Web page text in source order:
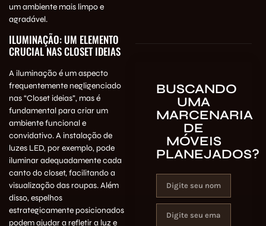
um ambiente mais limpo e
agradável.
ILUMINAÇÃO: UM ELEMENTO
CRUCIAL NAS CLOSET IDEIAS
A iluminação é um aspecto
frequentemente negligenciado
nas “Closet ideias”, mas é
fundamental para criar um
ambiente funcional e
convidativo. A instalação de
luzes LED, por exemplo, pode
iluminar adequadamente cada
canto do closet, facilitando a
visualização das roupas. Além
disso, espelhos
estrategicamente posicionados
podem ajudar a refletir a luz e
BUSCANDO
UMA
MARCENARIA
DE
MÓVEIS
PLANEJADOS?